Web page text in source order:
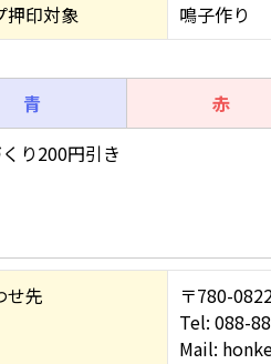
押印対象
鳴子作り
青
赤
り200円引き
せ先
〒780-
Tel: 088-
Mail: